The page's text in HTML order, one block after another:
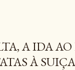
A IDA
À